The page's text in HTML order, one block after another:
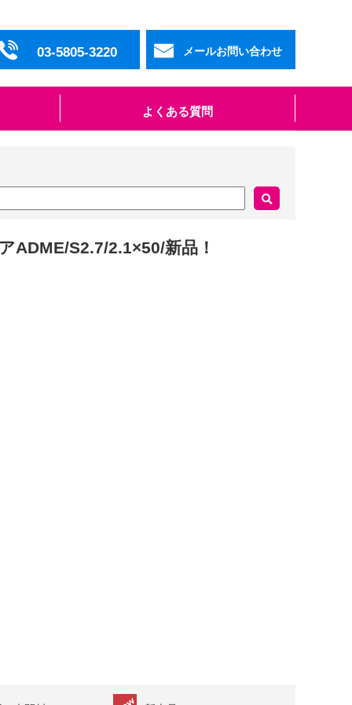
03-5805-3220 メールお問い合わせ
よくある質問
ADME/S2.7/2.1×50/新品！